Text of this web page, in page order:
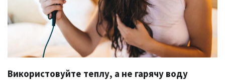
Використовуйте теплу, а не гарячу воду